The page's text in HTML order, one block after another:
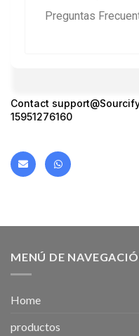
Preguntas
Contact
15951276160
MENÚ DE
Home
productos